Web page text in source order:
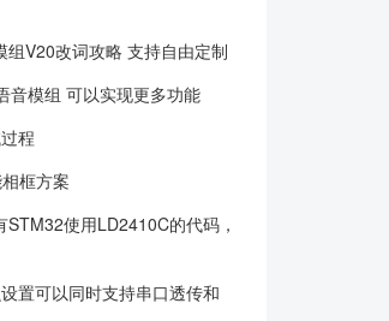
组V20改词攻略 支持自由定制
音模组 可以实现更多功能
程
框方案
使用LD2410C的代码，
置可以同时支持串口透传和